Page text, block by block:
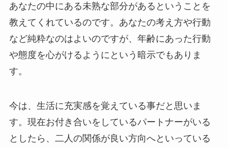
あなたの中にある未熟な部分があるということを
教えてくれているのです。あなたの考え方や行動
など純粋なのはよいのですが、年齢にあった行動
や態度を心がけるようにという暗示でもありま
す。
今は、生活に充実感を覚えている事だと思いま
す。現在お付き合いをしているパートナーがいる
としたら、二人の関係が良い方向へといっている